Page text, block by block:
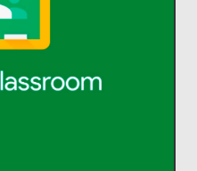
y el
a alumnos y
tiempo,